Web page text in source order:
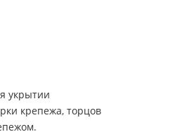
укрытии
крепежа, торцов